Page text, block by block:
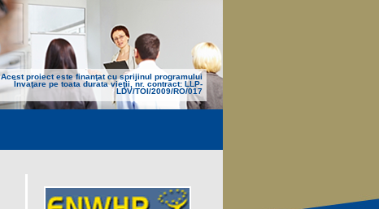
Acest proiect este finanţat cu sprijinul programului
Învaţare pe toata durata vieţii, nr. contract: LLP-
LDV/TOI/2009/RO/017